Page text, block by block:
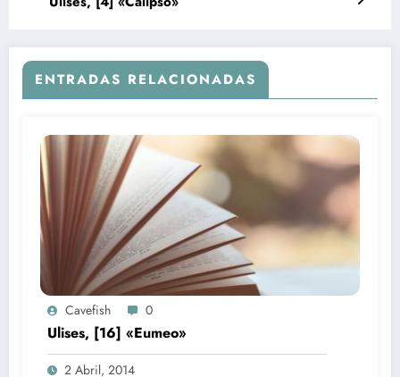
ENTRADAS RELACIONADAS
Cavefish 0
Ulises, [16] «Eumeo»
2 Abril, 2014